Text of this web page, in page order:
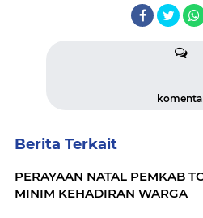
Berita Terkait
PERAYAAN NATAL PEMKAB
MINIM KEHADIRAN WARGA